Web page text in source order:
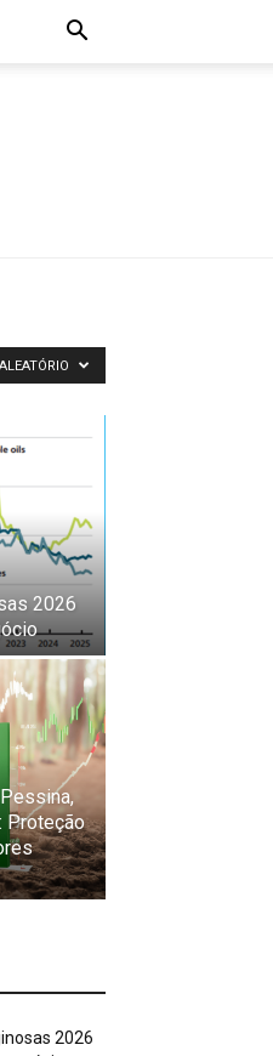
ALEATÓRIO
2026
Proteção
2026